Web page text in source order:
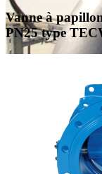
Vanne à
PN25 type